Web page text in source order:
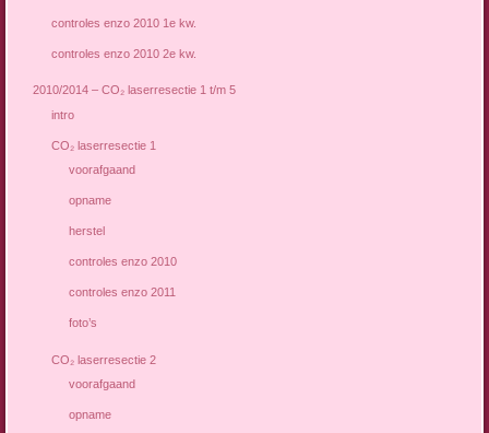
controles enzo 2010 1e kw.
controles enzo 2010 2e kw.
2010/2014 – CO₂ laserresectie 1 t/m 5
intro
CO₂ laserresectie 1
voorafgaand
opname
herstel
controles enzo 2010
controles enzo 2011
foto’s
CO₂ laserresectie 2
voorafgaand
opname